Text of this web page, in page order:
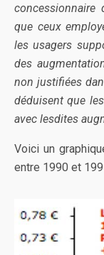
concessionnaire
que ceux
les usagers
des
non justifiées
déduisent que
avec lesdites
Voici un
entre 1990 et